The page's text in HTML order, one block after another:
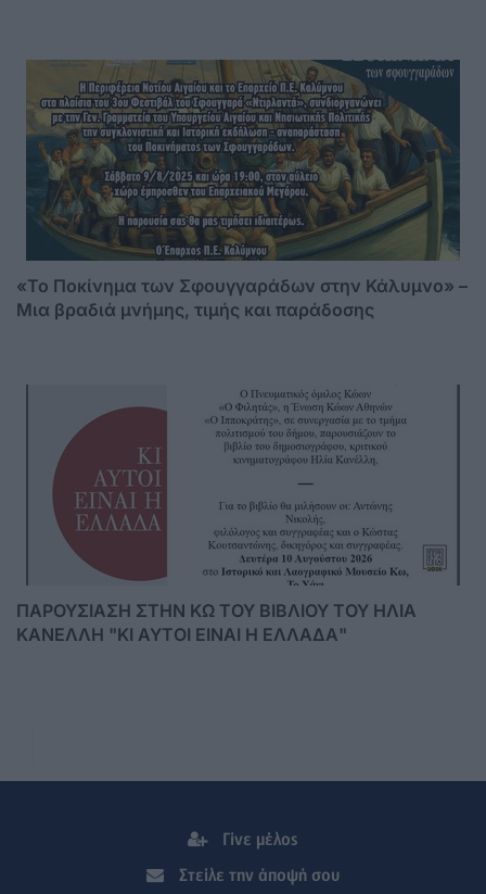
«Το Ποκίνημα των Σφουγγαράδων στην Κάλυμνο» –
Μια βραδιά μνήμης, τιμής και παράδοσης
ΠΑΡΟΥΣΙΑΣΗ ΣΤΗΝ ΚΩ ΤΟΥ ΒΙΒΛΙΟΥ ΤΟΥ ΗΛΙΑ
ΚΑΝΕΛΛΗ "ΚΙ ΑΥΤΟΙ ΕΙΝΑΙ Η ΕΛΛΑΔΑ"
Γίνε μέλος
Στείλε την άποψή σου